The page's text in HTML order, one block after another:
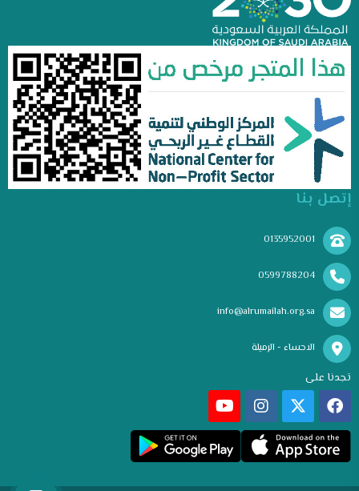
إتصل بنا
0135952001
0599788204
info@alrumailah.org.sa
الاحساء - الرميلة
تجدنا على